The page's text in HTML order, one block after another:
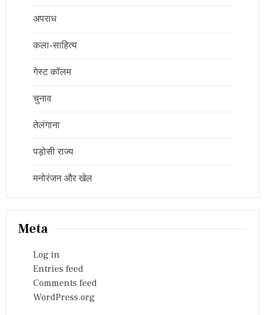
अपराध
कला-साहित्य
गेस्ट कॉलम
चुनाव
तेलंगाना
पड़ोसी राज्य
मनोरंजन और खेल
Meta
Log in
Entries feed
Comments feed
WordPress.org